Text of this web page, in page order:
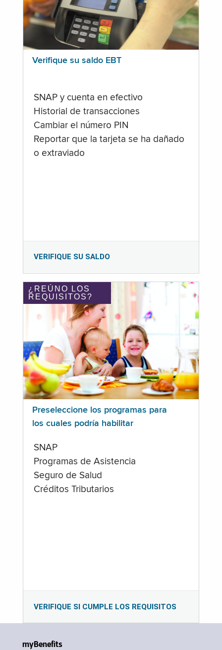
Verifique su saldo EBT
SNAP y cuenta en efectivo
Historial de transacciones
Cambiar el número PIN
Reportar que la tarjeta se ha dañado
o extraviado
VERIFIQUE SU SALDO
¿REÚNO LOS
REQUISITOS?
Preseleccione los programas para
los cuales podría habilitar
SNAP
Programas de Asistencia
Seguro de Salud
Créditos Tributarios
VERIFIQUE SI CUMPLE LOS REQUISITOS
myBenefits